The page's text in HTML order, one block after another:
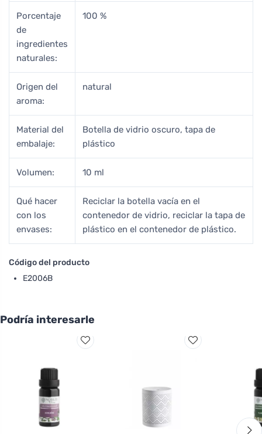
Porcentaje
de
ingredientes
naturales:
100 %
Origen del
aroma:
natural
Material del
embalaje:
Botella de vidrio oscuro, tapa de
plástico
Volumen: 10 ml
Qué hacer
con los
envases:
Reciclar la botella vacía en el
contenedor de vidrio, reciclar la tapa de
plástico en el contenedor de plástico.
Código del producto
E2006B
Podría interesarle